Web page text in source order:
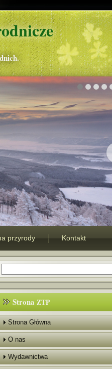
przyrody Kontakt
Strona ZTP
Strona Główna
O nas
Wydawnictwa